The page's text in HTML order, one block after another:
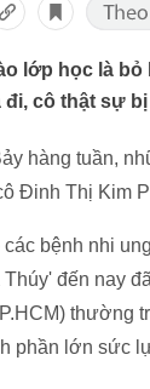
lớp học là
cô thật sự
hàng tuần,
Đinh Thị Kim
các bệnh nhi
đến nay
thường
phần lớn sức